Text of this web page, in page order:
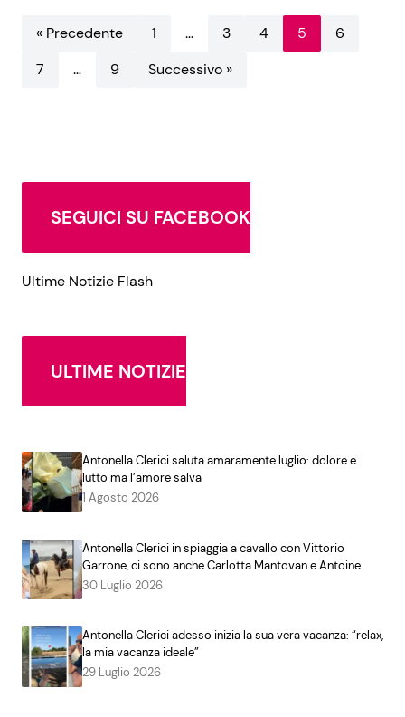
« Precedente 1 … 3 4 5
6
7
… 9 Successivo »
SEGUICI SU FACEBOOK
Ultime Notizie Flash
ULTIME NOTIZIE
Antonella Clerici saluta amaramente luglio: dolore e
lutto ma l’amore salva
1 Agosto 2026
Antonella Clerici in spiaggia a cavallo con Vittorio
Garrone, ci sono anche Carlotta Mantovan e Antoine
30 Luglio 2026
Antonella Clerici adesso inizia la sua vera vacanza: “relax,
la mia vacanza ideale”
29 Luglio 2026